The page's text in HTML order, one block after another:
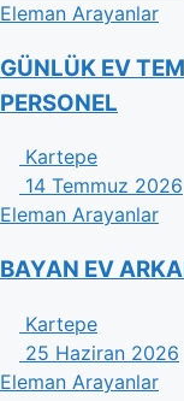
Eleman Arayanlar
GÜNLÜK EV
PERSONEL
Kartepe
14 Temmuz 2026
Eleman Arayanlar
BAYAN EV
Kartepe
25 Haziran 2026
Eleman Arayanlar